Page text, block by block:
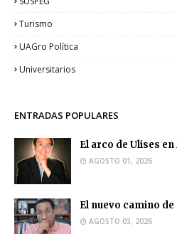
Turismo
UAGro Política
Universitarios
ENTRADAS POPULARES
El arco de Ulises
AGOSTO 01, 2026
El nuevo camino
AGOSTO 03, 2026